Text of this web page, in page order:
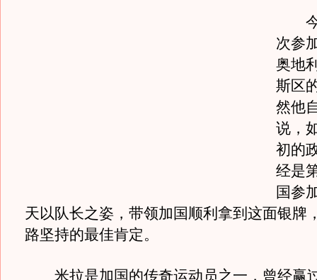
今
次参
奥地
斯区
然他
说，
初的
经是
国参
天以队长之姿，带领加国顺利拿到这面银牌
路坚持的最佳肯定。
米拉是加国的传奇运动员之一，曾经赢